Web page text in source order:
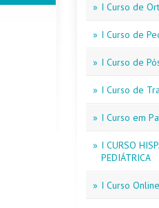
» I Curso de
» I Curso de
» I Curso de
» I Curso de
» I Curso em
» I CURSO
PEDIÁTRICA
» I Curso